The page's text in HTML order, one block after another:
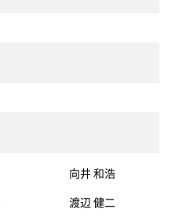
向井 和浩
渡辺 健二